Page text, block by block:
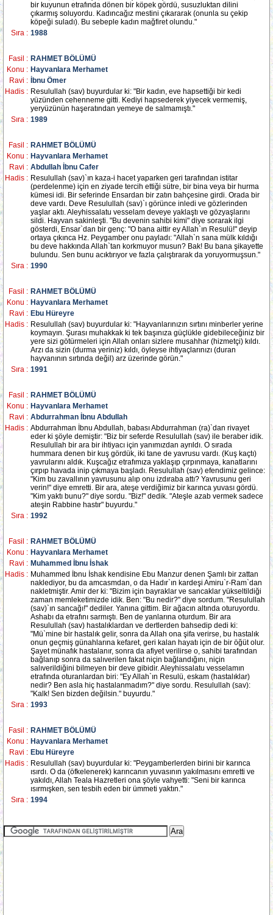
bir kuyunun etrafında dönen bir köpek gördü, susuzluktan dilini
çıkarmış soluyordu. Kadıncağız mestini çıkararak (onunla su çekip
köpeği suladı). Bu sebeple kadın mağfiret olundu."
Sıra : 1988
Fasil : RAHMET BÖLÜMÜ
Konu : Hayvanlara Merhamet
Ravi :
İbnu Ömer
Hadis : Resulullah (sav) buyurdular ki: "Bir kadın, eve hapsettiği bir kedi
yüzünden cehenneme gitti. Kediyi hapsederek yiyecek vermemiş,
yeryüzünün haşeratından yemeye de salmamıştı."
Sıra : 1989
Fasil : RAHMET BÖLÜMÜ
Konu : Hayvanlara Merhamet
Ravi : Abdullah İbnu Cafer
Hadis : Resulullah (sav)`ın kaza-i hacet yaparken geri tarafından istitar
(perdelenme) için en ziyade tercih ettiği sütre, bir bina veya bir hurma
kümesi idi. Bir seferinde Ensardan bir zatın bahçesine girdi. Orada bir
deve vardı. Deve Resulullah (sav)`ı görünce inledi ve gözlerinden
yaşlar aktı. Aleyhissalatu vesselam deveye yaklaştı ve gözyaşlarını
sildi. Hayvan sakinleşti. "Bu devenin sahibi kimi" diye sorarak ilgi
gösterdi, Ensar`dan bir genç: "O bana aittir ey Allah`ın Resulü!" deyip
ortaya çıkınca Hz. Peygamber onu payladı: "Allah`n sana mülk kıldığı
bu deve hakkında Allah`tan korkmuyor musun? Bak! Bu bana şikayette
bulundu. Sen bunu acıktırıyor ve fazla çalıştırarak da yoruyormuşsun."
Sıra : 1990
Fasil : RAHMET BÖLÜMÜ
Konu : Hayvanlara Merhamet
Ravi : Ebu Hüreyre
Hadis : Resulullah (sav) buyurdular ki: "Hayvanlarınızın sırtını minberler yerine
koymayın. Şurası muhakkak ki tek başınıza güçlükle gidebileceğiniz bir
yere sizi götürmeleri için Allah onları sizlere musahhar (hizmetçi) kıldı.
Arzı da sizin (durma yeriniz) kıldı, öyleyse ihtiyaçlarınızı (duran
hayvanının sırtında değil) arz üzerinde görün."
Sıra : 1991
Fasil : RAHMET BÖLÜMÜ
Konu : Hayvanlara Merhamet
Ravi : Abdurrahman İbnu Abdullah
Hadis : Abdurrahman İbnu Abdullah, babası Abdurrahman (ra)`dan rivayet
eder ki şöyle demiştir: "Biz bir seferde Resulullah (sav) ile beraber idik.
Resulullah bir ara bir ihtiyacı için yanımızdan ayrıldı. O sırada
hummara denen bir kuş gördük, iki tane de yavrusu vardı. (Kuş kaçtı)
yavrularını aldık. Kuşcağız etrafımıza yaklaşıp çırpınmaya, kanatlarını
çırpıp havada inip çıkmaya başladı. Resulullah (sav) efendimiz gelince:
"Kim bu zavallının yavrusunu alıp onu izdıraba attı? Yavrusunu geri
verin!" diye emretti. Bir ara, ateşe verdiğimiz bir karınca yuvası gördü.
"Kim yaktı bunu?" diye sordu. "Biz!" dedik. "Ateşle azab vermek sadece
ateşin Rabbine hastır" buyurdu."
Sıra : 1992
Fasil : RAHMET BÖLÜMÜ
Konu : Hayvanlara Merhamet
Ravi : Muhammed İbnu İshak
Hadis : Muhammed İbnu İshak kendisine Ebu Manzur denen Şamlı bir zattan
naklediyor, bu da amcasmdan, o da Hadır`ın kardeşi Amiru`r-Ram`dan
nakletmiştir. Amir der ki: "Bizim için bayraklar ve sancaklar yükseltildiği
zaman memleketimizde idik. Ben: "Bu nedir?" diye sordum. "Resulullah
(sav)`ın sancağı!" dediler. Yanına gittim. Bir ağacın altında oturuyordu.
Ashabı da etrafını sarmıştı. Ben de yanlarına oturdum. Bir ara
Resulullah (sav) hastalıklardan ve dertlerden bahsedip dedi ki:
"Mü`mine bir hastalık gelir, sonra da Allah ona şifa verirse, bu hastalık
onun geçmiş günahlarına kefaret, geri kalan hayatı için de bir öğüt olur.
Şayet münafık hastalanır, sonra da afiyet verilirse o, sahibi tarafından
bağlanıp sonra da salıverilen fakat niçin bağlandığını, niçin
salıverildiğini bilmeyen bir deve gibidir. Aleyhissalatu vesselamın
etrafında oturanlardan biri: "Ey Allah`ın Resulü, eskam (hastalıklar)
nedir? Ben asla hiç hastalanmadım?" diye sordu. Resulullah (sav):
"Kalk! Sen bizden değilsin." buyurdu."
Sıra : 1993
Fasil : RAHMET BÖLÜMÜ
Konu : Hayvanlara Merhamet
Ravi : Ebu Hüreyre
Hadis : Resulullah (sav) buyurdular ki: "Peygamberlerden birini bir karınca
ısırdı. O da (öfkelenerek) karıncanın yuvasının yakılmasını emretti ve
yakıldı, Allah Teala Hazretleri ona şöyle vahyetti: "Seni bir karınca
ısırmışken, sen tesbih eden bir ümmeti yaktın."
Sıra : 1994